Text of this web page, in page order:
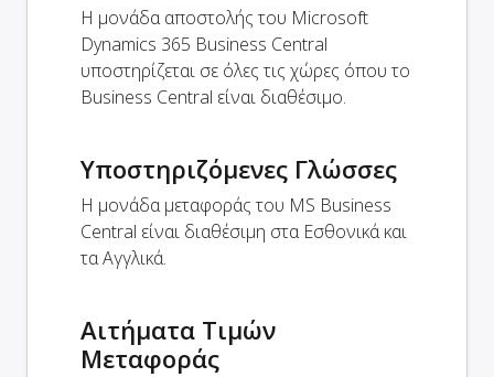
Η μονάδα αποστολής του Microsoft
Dynamics 365 Business Central
υποστηρίζεται σε όλες τις χώρες όπου το
Business Central είναι διαθέσιμο.
Υποστηριζόμενες Γλώσσες
Η μονάδα μεταφοράς του MS Business
Central είναι διαθέσιμη στα Εσθονικά και
τα Αγγλικά.
Αιτήματα Τιμών
Μεταφοράς